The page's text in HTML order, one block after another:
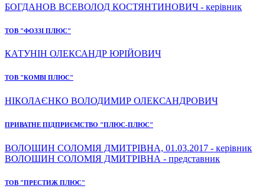
БОГДАНОВ ВСЕВОЛОД КОСТЯНТИНОВИЧ - керівник
ТОВ "ФОЗЗІ ПЛЮС"
КАТУНІН ОЛЕКСАНДР ЮРІЙОВИЧ
ТОВ "КОМВІ ПЛЮС"
НІКОЛАЄНКО ВОЛОДИМИР ОЛЕКСАНДРОВИЧ
ПРИВАТНЕ ПІДПРИЄМСТВО "ПЛЮС-ПЛЮС"
ВОЛОШИН СОЛОМІЯ ДМИТРІВНА, 01.03.2017 - керівник
ВОЛОШИН СОЛОМІЯ ДМИТРІВНА - представник
ТОВ "ПРЕСТИЖ ПЛЮС"